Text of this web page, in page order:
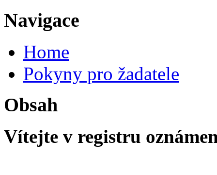
Navigace
Home
Pokyny pro žadatele
Obsah
Vítejte v registru